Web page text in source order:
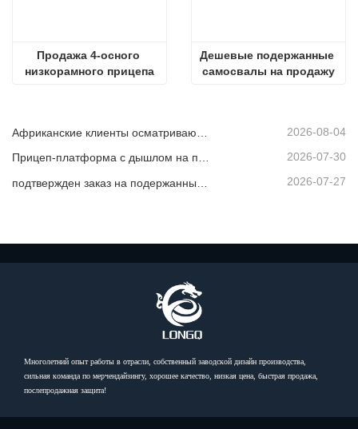
Продажа 4-осного
низкорамного прицепа
Дешевые подержанные
самосвалы на продажу
2026-08-04
Прицеп-платформа с дышлом на продажу 2026-07-30
2026-07-27
Многолетний опыт работы в отрасли, собственный заводской дизайн производства,
сильная команда по мерчендайзингу, хорошее качество, низкая цена, быстрая продажа,
послепродажная защита!